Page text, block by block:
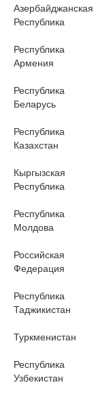
Азербайджанская
Республика
Республика
Армения
Республика
Беларусь
Республика
Казахстан
Кыргызская
Республика
Республика
Молдова
Российская
Федерация
Республика
Таджикистан
Туркменистан
Республика
Узбекистан